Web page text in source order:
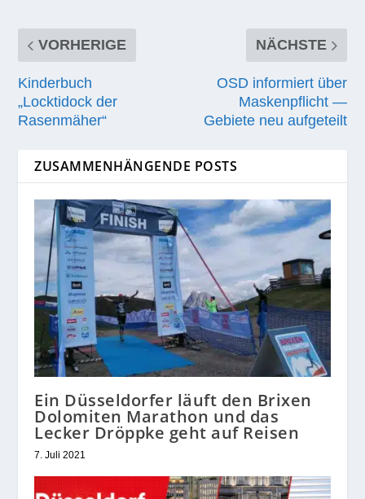
VORHERIGE
Kinderbuch
„Locktidock der
Rasenmäher“
NÄCHSTE
OSD informiert über
Maskenpflicht —
Gebiete neu aufgeteilt
ZUSAMMENHÄNGENDE POSTS
Ein Düsseldorfer läuft den Brixen
Dolomiten Marathon und das
Lecker Dröppke geht auf Reisen
7. Juli 2021